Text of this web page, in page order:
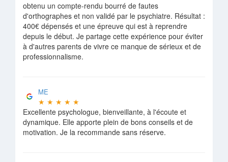
obtenu un compte-rendu bourré de fautes
d'orthographes et non validé par le psychiatre. Résultat :
400€ dépensés et une épreuve qui est à reprendre
depuis le début. Je partage cette expérience pour éviter
à d'autres parents de vivre ce manque de sérieux et de
professionnalisme.
ME
★ ★ ★ ★ ★
Excellente psychologue, bienveillante, à l'écoute et
dynamique. Elle apporte plein de bons conseils et de
motivation. Je la recommande sans réserve.